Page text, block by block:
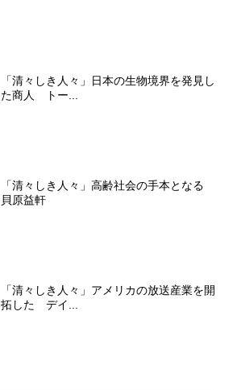
「清々しき人々」日本の生物境界を発見し
た商人 トー...
「清々しき人々」高齢社会の手本となる
貝原益軒
「清々しき人々」アメリカの放送産業を開
拓した デイ...